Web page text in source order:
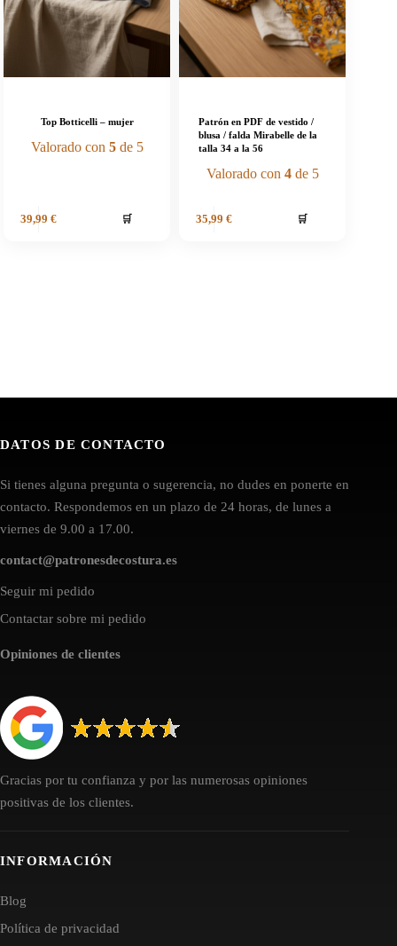
Top Botticelli – mujer
Valorado con 5de 5
39,99 € 🛒
Patrón en PDF de vestido /
blusa / falda Mirabelle de la
talla 34 a la 56
Valorado con 4de 5
35,99 € 🛒
DATOS DE CONTACTO
Si tienes alguna pregunta o sugerencia, no dudes en ponerte en
contacto. Respondemos en un plazo de 24 horas, de lunes a
viernes de 9.00 a 17.00.
contact@patronesdecostura.es
Seguir mi pedido
Contactar sobre mi pedido
Opiniones de clientes
Gracias por tu confianza y por las numerosas opiniones
positivas de los clientes.
INFORMACIÓN
Blog
Política de privacidad